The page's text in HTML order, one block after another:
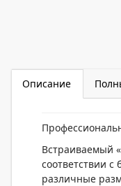
Описание
Встраиваемый
соответствии
различные